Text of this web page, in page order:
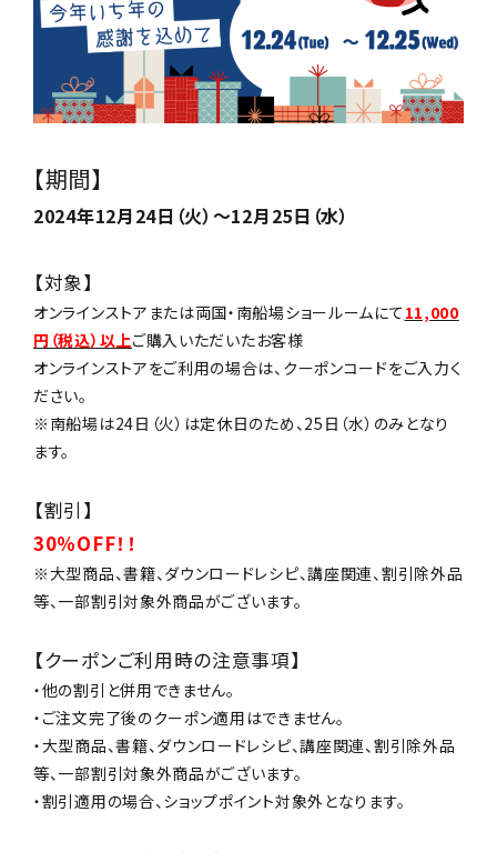
【期間】
2024年12月24日（火）～12月25日（水）
【対象】
オンラインストアまたは両国・南船場ショールームにて 11,000
円（税込）以上ご購入いただいたお客様
オンラインストアをご利用の場合は、クーポンコードをご入力く
ださい。
※南船場は24日（火）は定休日のため、25日（水）のみとなり
ます。
【割引】
30％OFF！！
※大型商品、書籍、ダウンロードレシピ、講座関連、割引除外品
等、一部割引対象外商品がございます。
【クーポンご利用時の注意事項】
・他の割引と併用できません。
・ご注文完了後のクーポン適用はできません。
・大型商品、書籍、ダウンロードレシピ、講座関連、割引除外品
等、一部割引対象外商品がございます。
・割引適用の場合、ショップポイント対象外となります。